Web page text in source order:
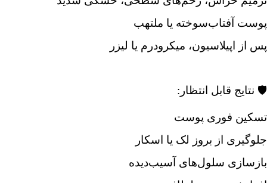
پوست آفتاب‌سوخته یا ملتهب
پس از اپیلاسیون، میکرودرم یا لیزر
🛡️ نتایج قابل انتظار:
تسکین فوری پوست
جلوگیری از بروز لک یا اسکار
بازسازی سلول‌های آسیب‌دیده